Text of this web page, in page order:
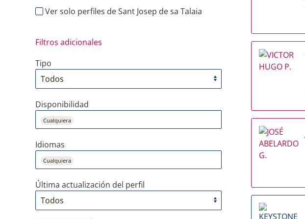
Ver solo perfiles de Sant Josep de sa Talaia
Filtros adicionales
Tipo
Disponibilidad
Cualquiera
Idiomas
Cualquiera
Última actualización del perfil